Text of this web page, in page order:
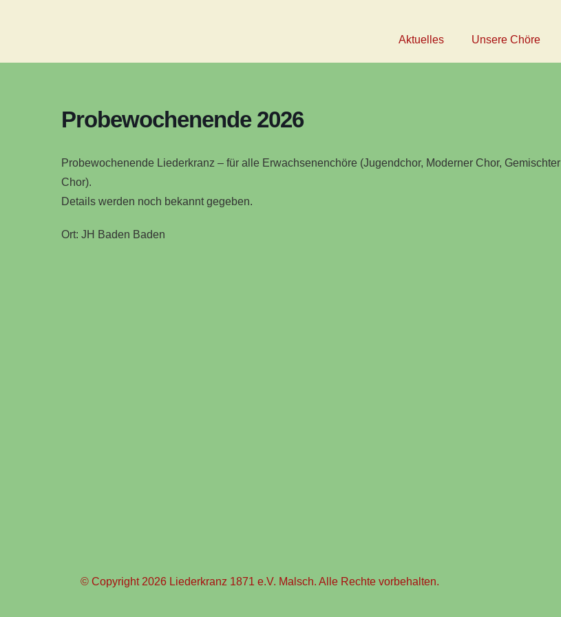
Aktuelles Unsere Chöre
Probewochenende 2026
Probewochenende Liederkranz – für alle Erwachsenenchöre (Jugendchor, Moderner Chor, Gemischter
Chor).
Details werden noch bekannt gegeben.
Ort: JH Baden Baden
© Copyright 2026 Liederkranz 1871 e.V. Malsch. Alle Rechte vorbehalten.